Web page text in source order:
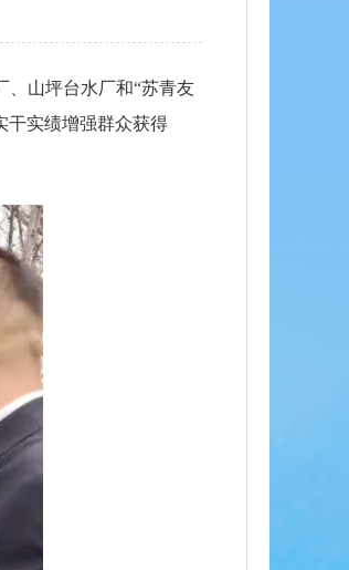
、山坪台水厂和“苏青友
干实绩增强群众获得